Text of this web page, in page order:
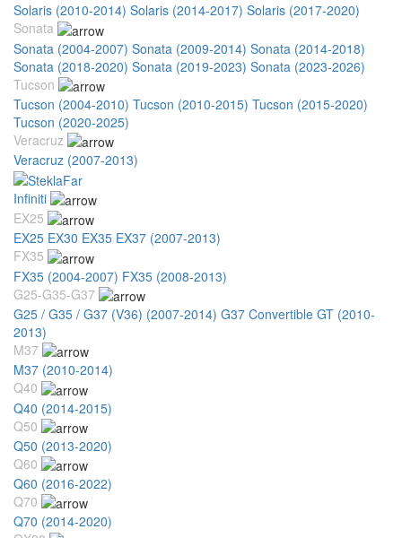
Solaris (2010-2014) Solaris (2014-2017) Solaris (2017-2020)
Sonata
Sonata (2004-2007) Sonata (2009-2014) Sonata (2014-2018)
Sonata (2018-2020) Sonata (2019-2023) Sonata (2023-2026)
Tucson
Tucson (2004-2010) Tucson (2010-2015) Tucson (2015-2020)
Tucson (2020-2025)
Veracruz
Veracruz (2007-2013)
Infiniti
EX25
EX25 EX30 EX35 EX37 (2007-2013)
FX35
FX35 (2004-2007) FX35 (2008-2013)
G25-G35-G37
G25 / G35 / G37 (V36) (2007-2014) G37 Convertible GT (2010-
2013)
M37
M37 (2010-2014)
Q40
Q40 (2014-2015)
Q50
Q50 (2013-2020)
Q60
Q60 (2016-2022)
Q70
Q70 (2014-2020)